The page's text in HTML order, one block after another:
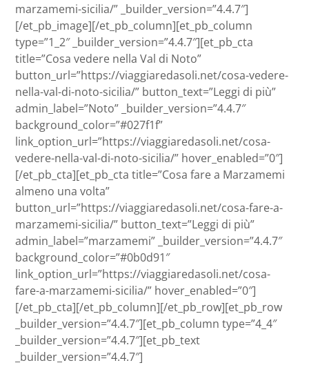
marzamemi-sicilia/” _builder_version=”4.4.7″]
[/et_pb_image][/et_pb_column][et_pb_column
type=”1_2″ _builder_version=”4.4.7″][et_pb_cta
title=”Cosa vedere nella Val di Noto”
button_url=”https://viaggiaredasoli.net/cosa-vedere-
nella-val-di-noto-sicilia/” button_text=”Leggi di più”
admin_label=”Noto” _builder_version=”4.4.7″
background_color=”#027f1f”
link_option_url=”https://viaggiaredasoli.net/cosa-
vedere-nella-val-di-noto-sicilia/” hover_enabled=”0″]
[/et_pb_cta][et_pb_cta title=”Cosa fare a Marzamemi
almeno una volta”
button_url=”https://viaggiaredasoli.net/cosa-fare-a-
marzamemi-sicilia/” button_text=”Leggi di più”
admin_label=”marzamemi” _builder_version=”4.4.7″
background_color=”#0b0d91″
link_option_url=”https://viaggiaredasoli.net/cosa-
fare-a-marzamemi-sicilia/” hover_enabled=”0″]
[/et_pb_cta][/et_pb_column][/et_pb_row][et_pb_row
_builder_version=”4.4.7″][et_pb_column type=”4_4″
_builder_version=”4.4.7″][et_pb_text
_builder_version=”4.4.7″]